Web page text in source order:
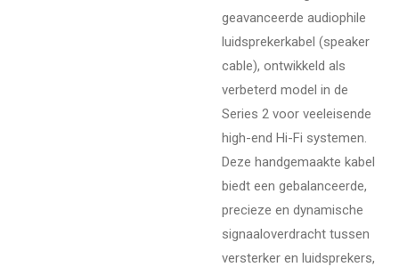
geavanceerde audiophile
luidsprekerkabel (speaker
cable), ontwikkeld als
verbeterd model in de
Series 2 voor veeleisende
high-end Hi-Fi systemen.
Deze handgemaakte kabel
biedt een gebalanceerde,
precieze en dynamische
signaaloverdracht tussen
versterker en luidsprekers,